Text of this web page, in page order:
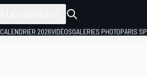
CALENDRIER 2026VIDÉOSGALERIES PHOTOPARIS